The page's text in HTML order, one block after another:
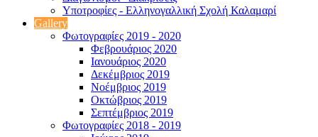
Υποτροφίες - Ελληνογαλλική Σχολή Καλαμαρί
Gallery
Φωτογραφίες 2019 - 2020
Φεβρουάριος 2020
Ιανουάριος 2020
Δεκέμβριος 2019
Νοέμβριος 2019
Οκτώβριος 2019
Σεπτέμβριος 2019
Φωτογραφίες 2018 - 2019